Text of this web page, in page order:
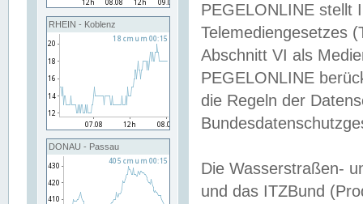
RHEIN - Koblenz
DONAU - Passau
PEGELONLINE stellt
Telemediengesetzes
Abschnitt VI als
PEGELONLINE
die Regeln der
Die Wasserstraßen-
und das ITZBund